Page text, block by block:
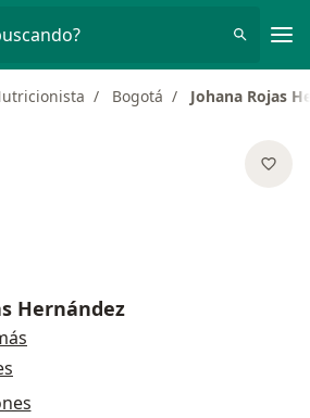
Bogotá Johana Rojas
Hernández